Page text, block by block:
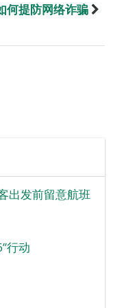
何提防网络诈骗
出发前留意航班
行动